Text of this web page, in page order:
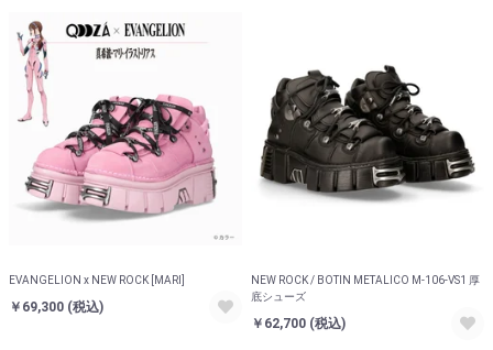
EVANGELION x NEW ROCK [MARI]
￥69,300 (税込)
NEW ROCK / BOTIN METALICO M-106-VS1 厚
底シューズ
￥62,700 (税込)